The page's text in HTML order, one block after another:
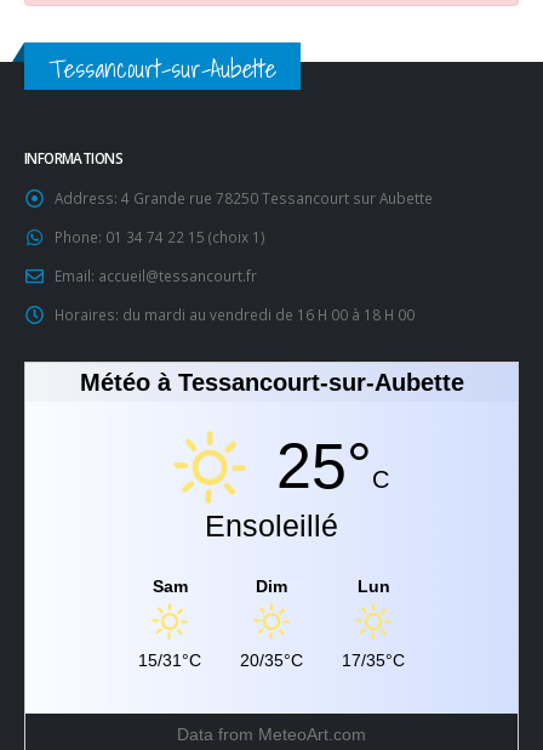
Tessancourt-sur-Aubette
INFORMATIONS
Address: 4 Grande rue 78250 Tessancourt sur Aubette
Phone: 01 34 74 22 15 (choix 1)
Email: accueil@tessancourt.fr
Horaires: du mardi au vendredi de 16 H 00 à 18 H 00
Météo à Tessancourt-sur-Aubette
25°C
Ensoleillé
Sam
15/31°C
Dim
20/35°C
Lun
17/35°C
Data from MeteoArt.com